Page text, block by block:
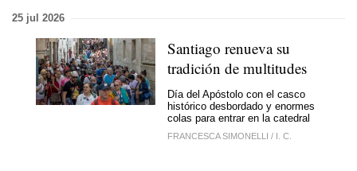
25 jul 2026
Santiago renueva su
tradición de multitudes
Día del Apóstolo con el casco
histórico desbordado y enormes
colas para entrar en la catedral
FRANCESCA SIMONELLI / I. C.